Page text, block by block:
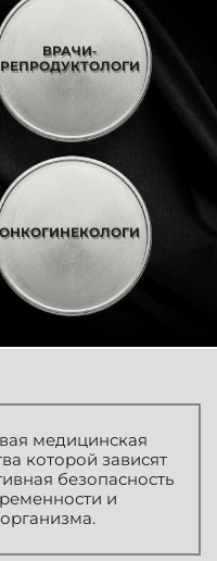
ВРАЧИ‑
РЕПРОДУКТОЛОГИ
ОНКОГИНЕКОЛОГИ
медицинская
которой зависят
безопасность
и